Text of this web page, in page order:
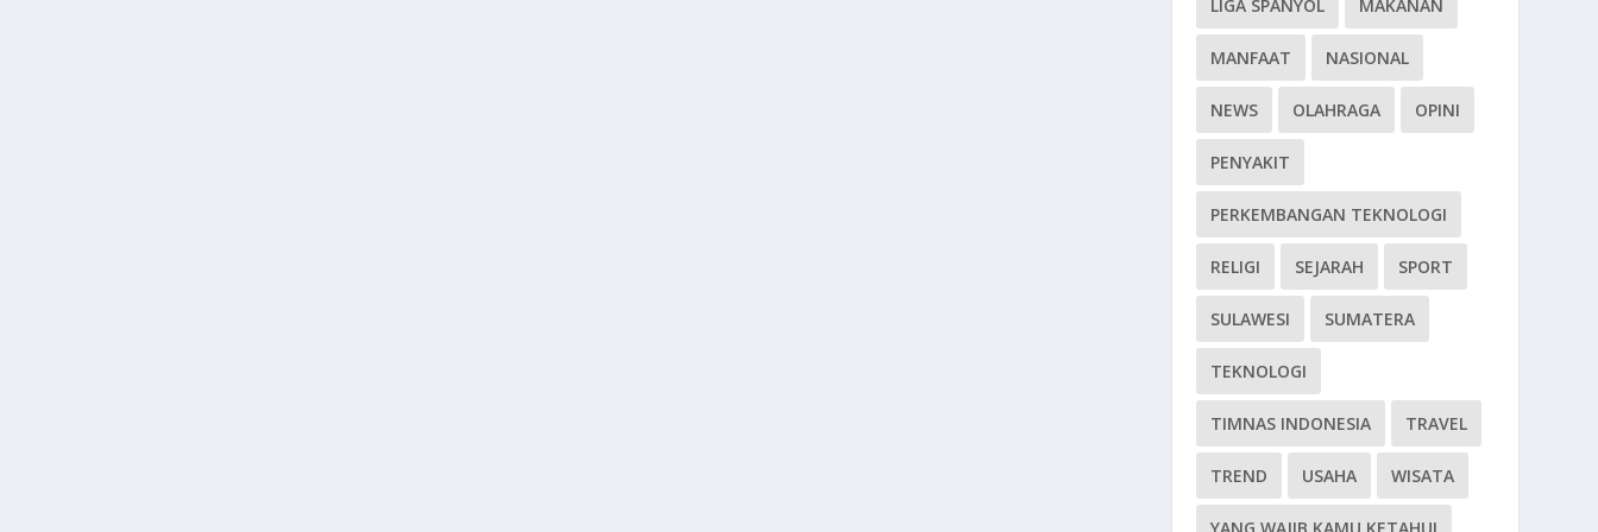
LIGA SPANYOL MAKANAN
MANFAAT NASIONAL
NEWS OLAHRAGA OPINI
PENYAKIT
PERKEMBANGAN TEKNOLOGI
RELIGI SEJARAH SPORT
SULAWESI SUMATERA
TEKNOLOGI
TIMNAS INDONESIA TRAVEL
TREND USAHA WISATA